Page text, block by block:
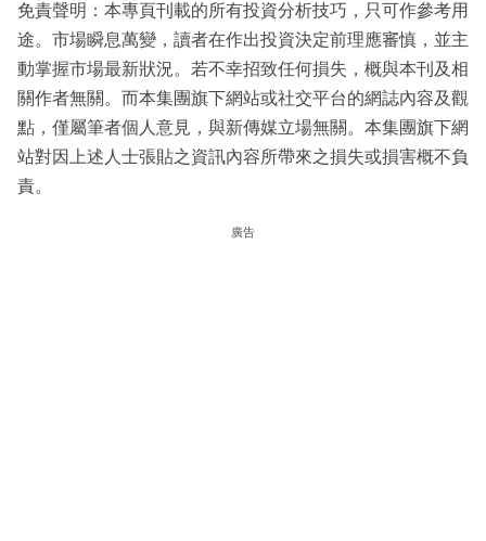
免責聲明：本專頁刊載的所有投資分析技巧，只可作參考用
途。市場瞬息萬變，讀者在作出投資決定前理應審慎，並主
動掌握市場最新狀況。若不幸招致任何損失，概與本刊及相
關作者無關。而本集團旗下網站或社交平台的網誌內容及觀
點，僅屬筆者個人意見，與新傳媒立場無關。本集團旗下網
站對因上述人士張貼之資訊內容所帶來之損失或損害概不負
責。
廣告